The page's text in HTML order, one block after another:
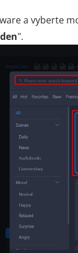
a vyberte
".